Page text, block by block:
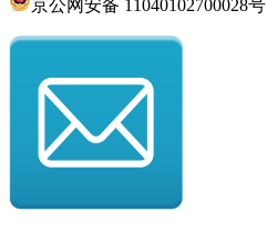
京公网安备 11040102700028号